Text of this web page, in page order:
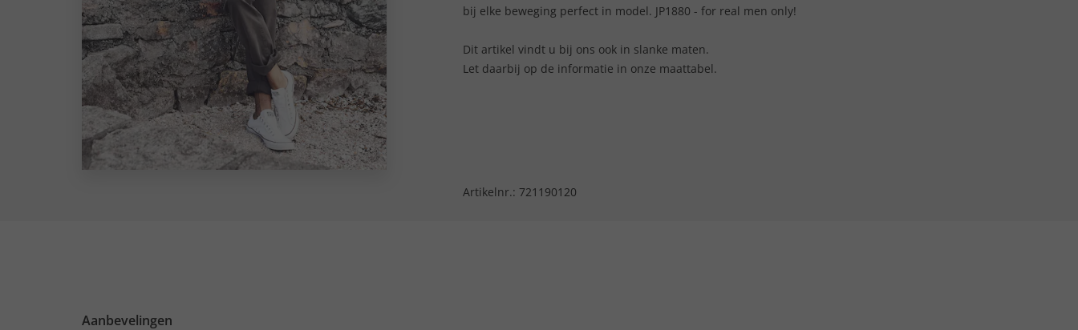
bij elke beweging perfect in model. JP1880 - for real men only!
Dit artikel vindt u bij ons ook in slanke maten.ﾠ
Let daarbij op de informatie in onze maattabel.ﾠ
Artikelnr.: 721190120
Aanbevelingen